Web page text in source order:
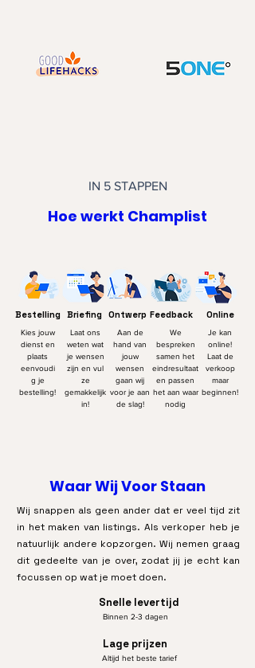
IN 5 STAPPEN
Hoe werkt Champlist
Online
Feedback
Ontwerp
Briefing
Bestelling
Kies jouw
dienst en
plaats
eenvoudi
g je
bestelling!
Laat ons
weten wat
je wensen
zijn en vul
ze
gemakkelijk
in!
Aan de
hand van
jouw
wensen
gaan wij
voor je aan
de slag!
We
bespreken
samen het
eindresultaat
en passen
het aan waar
nodig
Je kan
online!
Laat de
verkoop
maar
beginnen!
Waar Wij Voor Staan
Wij snappen als geen ander dat er veel tijd zit
in het maken van listings. Als verkoper heb je
natuurlijk andere kopzorgen. Wij nemen graag
dit gedeelte van je over, zodat jij je echt kan
focussen op wat je moet doen.
Snelle levertijd
Binnen 2-3 dagen
Lage prijzen
Altijd het beste tarief